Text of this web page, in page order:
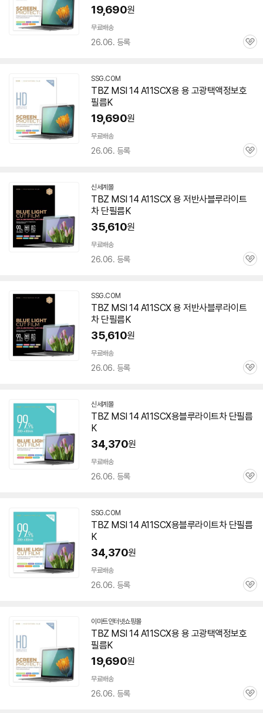
19,690원
무료배송
26.06. 등록
관
SSG.COM
TBZ MSI 14 A11SCX용 용 고광택액정보호
필름K
19,690원
무료배송
26.06. 등록
관
신세계몰
TBZ MSI 14 A11SCX 용 저반사블루라이트
차 단필름K
35,610원
무료배송
26.06. 등록
관
SSG.COM
TBZ MSI 14 A11SCX 용 저반사블루라이트
차 단필름K
35,610원
무료배송
26.06. 등록
관
신세계몰
TBZ MSI 14 A11SCX용블루라이트차 단필름
K
34,370원
무료배송
26.06. 등록
관
SSG.COM
TBZ MSI 14 A11SCX용블루라이트차 단필름
K
34,370원
무료배송
26.06. 등록
관
이마트인터넷쇼핑몰
TBZ MSI 14 A11SCX용 용 고광택액정보호
필름K
19,690원
무료배송
26.06. 등록
관